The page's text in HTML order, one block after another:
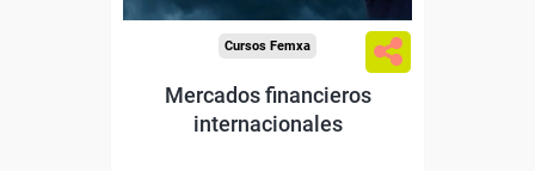
Cursos Femxa
Mercados financieros
internacionales